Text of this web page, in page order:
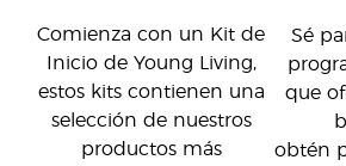
Comienza con un Kit de
Inicio de Young Living,
estos kits contienen una
selección de nuestros
productos más
Sé
que
obtén